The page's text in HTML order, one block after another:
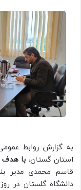
به گزارش روابط
استان گستان، با هدف
قاسم محمدی مدیر
دانشگاه گلستان در